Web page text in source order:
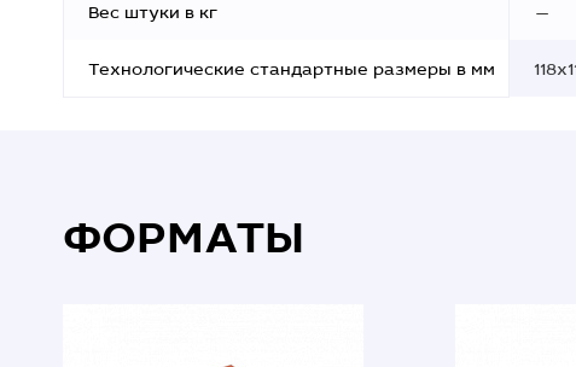
Вес штуки в кг —
Технологические стандартные размеры в мм
ФОРМАТЫ